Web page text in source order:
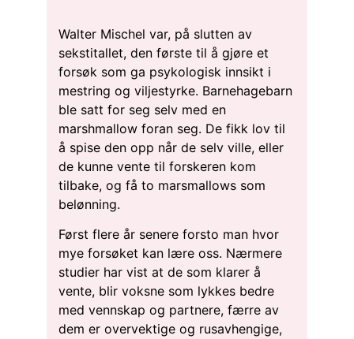
Walter Mischel var, på slutten av
sekstitallet, den første til å gjøre et
forsøk som ga psykologisk innsikt i
mestring og viljestyrke. Barnehagebarn
ble satt for seg selv med en
marshmallow foran seg. De fikk lov til
å spise den opp når de selv ville, eller
de kunne vente til forskeren kom
tilbake, og få to marsmallows som
belønning.
Først flere år senere forsto man hvor
mye forsøket kan lære oss. Nærmere
studier har vist at de som klarer å
vente, blir voksne som lykkes bedre
med vennskap og partnere, færre av
dem er overvektige og rusavhengige,